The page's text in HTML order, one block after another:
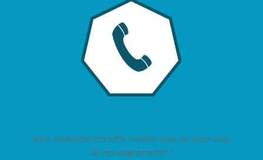
Vous souhaitez prendre rendez-vous ou avoir plus
de renseignements ?